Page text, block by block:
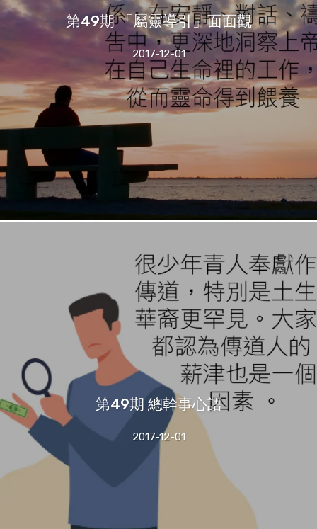
第49期 「屬靈導引」面面觀
2017-12-01
第49期 總幹事心語
2017-12-01